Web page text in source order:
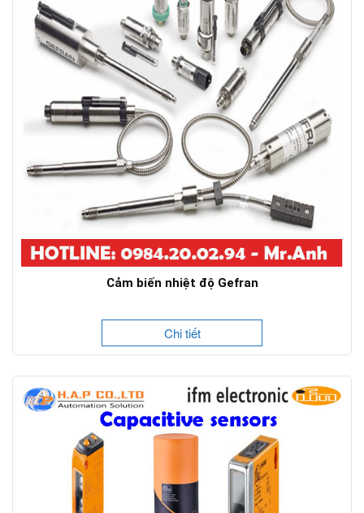
Cảm biến nhiệt độ Gefran
Chi tiết